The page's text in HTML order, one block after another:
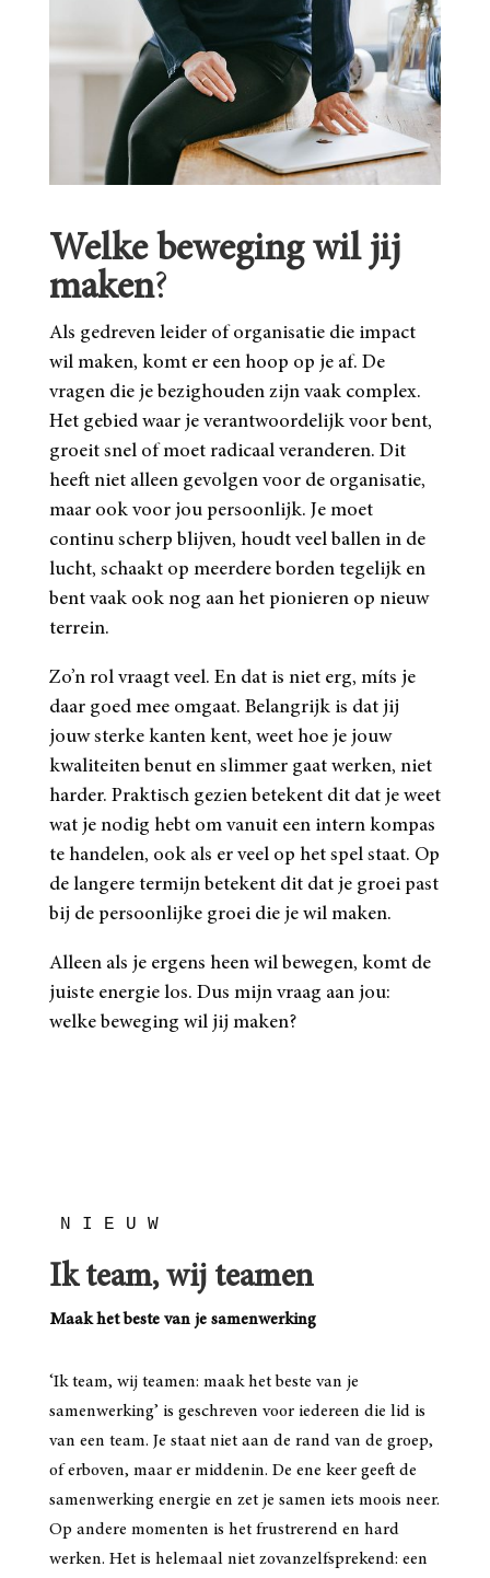
Welke beweging wil jij
maken?
Als gedreven leider of organisatie die impact
wil maken, komt er een hoop op je af. De
vragen die je bezighouden zijn vaak complex.
Het gebied waar je verantwoordelijk voor bent,
groeit snel of moet radicaal veranderen. Dit
heeft niet alleen gevolgen voor de organisatie,
maar ook voor jou persoonlijk. Je moet
continu scherp blijven, houdt veel ballen in de
lucht, schaakt op meerdere borden tegelijk en
bent vaak ook nog aan het pionieren op nieuw
terrein.
Zo’n rol vraagt veel. En dat is niet erg, míts je
daar goed mee omgaat. Belangrijk is dat jij
jouw sterke kanten kent, weet hoe je jouw
kwaliteiten benut en slimmer gaat werken, niet
harder. Praktisch gezien betekent dit dat je weet
wat je nodig hebt om vanuit een intern kompas
te handelen, ook als er veel op het spel staat. Op
de langere termijn betekent dit dat je groei past
bij de persoonlijke groei die je wil maken.
Alleen als je ergens heen wil bewegen, komt de
juiste energie los. Dus mijn vraag aan jou:
welke beweging wil jij maken?
N I E U W
Ik team, wij teamen
Maak het beste van je samenwerking
‘Ik team, wij teamen: maak het beste van je
samenwerking’ is geschreven voor iedereen die lid is
van een team. Je staat niet aan de rand van de groep,
of erboven, maar er middenin. De ene keer geeft de
samenwerking energie en zet je samen iets moois neer.
Op andere momenten is het frustrerend en hard
werken. Het is helemaal niet zovanzelfsprekend: een